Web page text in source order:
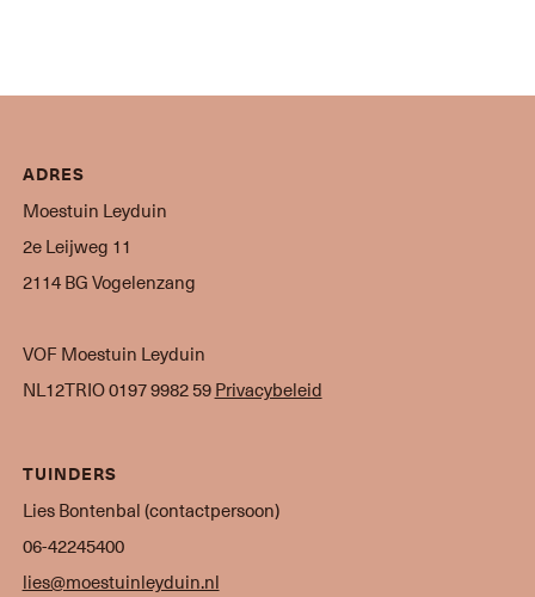
ADRES
Moestuin Leyduin
2e Leijweg 11
2114 BG Vogelenzang
VOF Moestuin Leyduin
NL12TRIO 0197 9982 59Privacybeleid
TUINDERS
Lies Bontenbal (contactpersoon)
06-42245400
lies@moestuinleyduin.nl